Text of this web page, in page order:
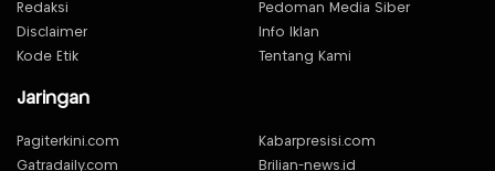
Redaksi
Pedoman Media Siber
Disclaimer
Info Iklan
Kode Etik
Tentang Kami
Jaringan
Pagiterkini.com
Kabarpresisi.com
Gatradaily.com
Brilian-news.id